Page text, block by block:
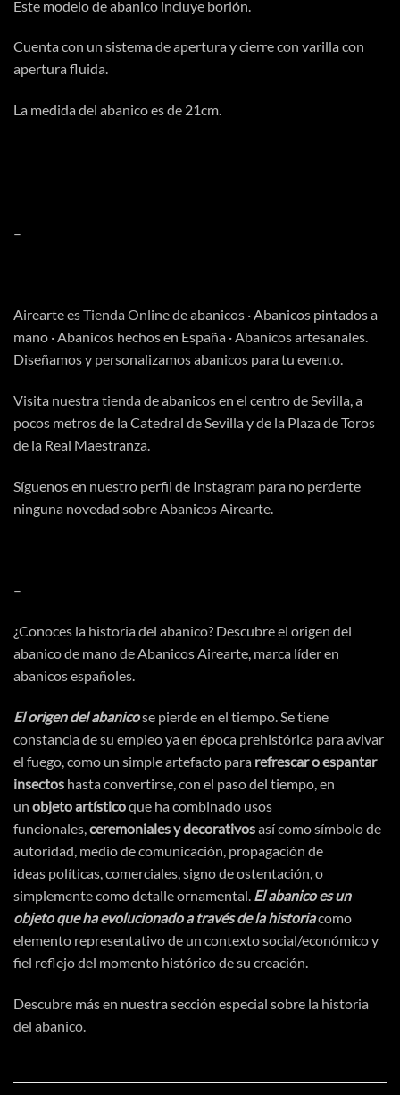
Este modelo de abanico incluye borlón.
Cuenta con un sistema de apertura y cierre con varilla con
apertura fluida.
La medida del abanico es de 21cm.
–
Airearte esTienda Onlinede abanicos · Abanicos pintados a
mano · Abanicos hechos en España · Abanicos artesanales.
Diseñamos y personalizamos abanicos para tu evento.
Visita nuestra tienda de abanicos en el centro de Sevilla, a
pocos metros de la Catedral de Sevilla y de la Plaza de Toros
de la Real Maestranza.
Síguenos en nuestro perfil de Instagram para no perderte
ninguna novedad sobre Abanicos Airearte.
–
¿Conoces la historia del abanico? Descubre el origen del
abanico de mano de Abanicos Airearte, marca líder en
abanicos españoles.
El origen del abanicose pierde en el tiempo. Se tiene
constancia de su empleo ya en época prehistórica para avivar
el fuego, como un simple artefacto para refrescar o espantar
insectos hasta convertirse, con el paso del tiempo, en
un objetoartísticoque ha combinado usos
funcionales,ceremoniales y decorativosasí comosímbolode
autoridad, medio decomunicación, propagación de
ideas políticas, comerciales, signo deostentación, o
simplemente como detalle ornamental. El abanico es un
objeto que ha evolucionado atravésde la historiacomo
elemento representativo de un contexto social/económicoy
fiel reflejo del momento históricode su creación.
Descubre más en nuestra sección especial sobre la historia
del abanico.